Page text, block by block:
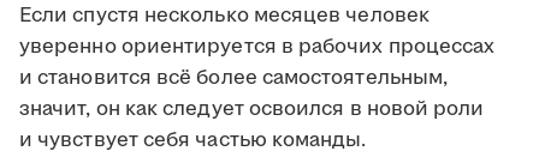
Если спустя несколько месяцев человек
уверенно ориентируется в рабочих процессах
и становится всё более самостоятельным,
значит, он как следует освоился в новой роли
и чувствует себя частью команды.